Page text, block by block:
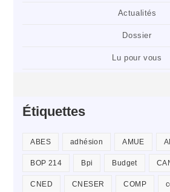
Actualités
Dossier
Lu pour vous
Étiquettes
ABES adhésion AMUE
BOP 214 Bpi Budget
CNED CNESER COMP